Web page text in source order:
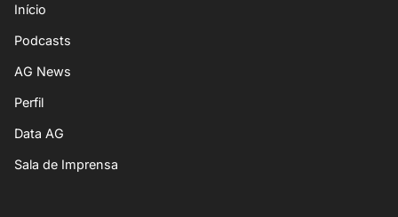
Início
Podcasts
AG News
Perfil
Data AG
Sala de Imprensa